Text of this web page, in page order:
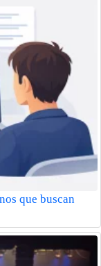
que buscan